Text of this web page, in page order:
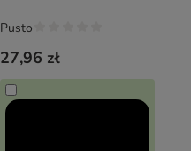
27,96 zł
Pusto